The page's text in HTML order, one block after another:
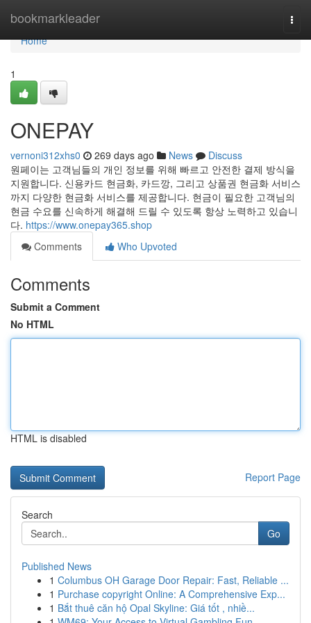
bookmarkleader
Home
Home
1
ONEPAY
vernoni312xhs0 269 days ago News
Discuss
원페이는 고객님들의 개인 정보를 위해 빠르고 안전한 결제 방식을
지원합니다. 신용카드 현금화, 카드깡, 그리고 상품권 현금화 서비스
까지 다양한 현금화 서비스를 제공합니다. 현금이 필요한 고객님의
현금 수요를 신속하게 해결해 드릴 수 있도록 항상 노력하고 있습니
다. https://www.onepay365.shop
Comments
Who Upvoted
Comments
Submit a Comment
No HTML
HTML is disabled
Report Page
Search
Go
Published News
1 Columbus OH Garage Door Repair: Fast, Reliable ...
1 Purchase copyright Online: A Comprehensive Exp...
1 Bắt thuê căn hộ Opal Skyline: Giá tốt , nhiề...